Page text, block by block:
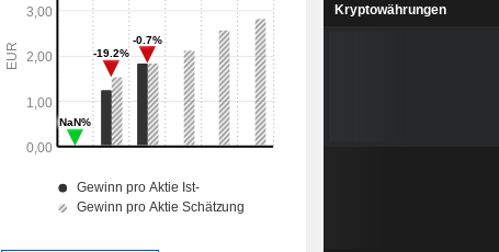
Kap.($)
732 Mio.
Kryptowährungen